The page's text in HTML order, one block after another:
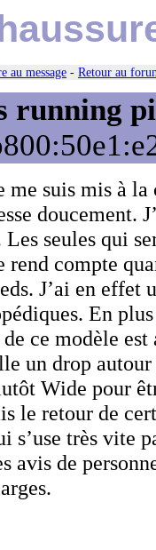
au message - Retour au
running
me suis mis à
doucement.
seules qui
rend compte
J’ai en effet
En
ce modèle
un drop
Wide pour
le retour de
s’use très vite
avis de